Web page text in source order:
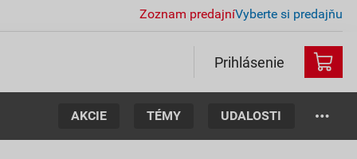
Zoznam predajníVyberte si predajňu
Prihlásenie
AKCIE TÉMY UDALOSTI